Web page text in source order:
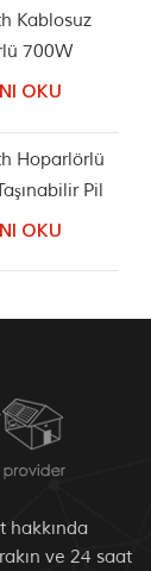
Kablosuz
700W
Güç
OKU
Hoparlörlü
Pil
OKU
hakkında
ve 24 saat